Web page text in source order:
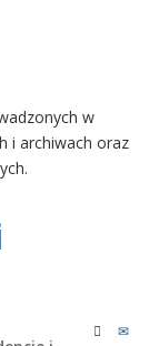
w
i archiwach oraz